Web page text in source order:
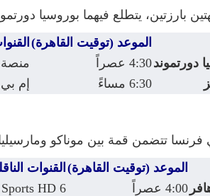
بارزتين، يتطلع فيهما بوروسيا
الموعد (توقيت القاهرة)
4:30 عصراً
6:30 مساءً
إم
تتضمن قمة بين موناكو
الموعد (توقيت القاهرة) القنوات
4:00 عصراً
HD 6